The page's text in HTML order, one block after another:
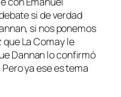
si de verdad
si nos ponemos
La Comay le
Dannan lo confirmó
ya ese es tema